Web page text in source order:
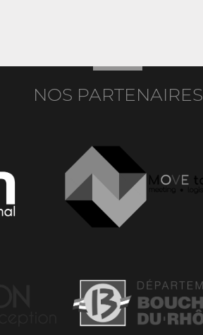
NOS PARTENAIRES